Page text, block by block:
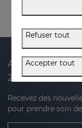
Abonnez-vous
20 % de
Recevez des
pour prendre soin
Refuser tout
Accepter tout